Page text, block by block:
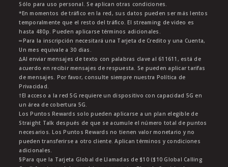
Sólo para uso personal. Se aplican otras condiciones.
*En momentos de tráfico en la red, sus datos pueden ser más lentos
temporalmente que el resto del tráfico. El streaming de video es
hasta 480p. Pueden aplicarse términos adicionales.
∞Para la inscripción necesitará una Tarjeta de Credito y una Cuenta,
Un mes equivale a 30 dias.
∆Al enviar mensajes de texto con palabras clave al 611611, está de
acuerdo en recibir mensajes de respuesta. Se pueden aplicar tarifas
de mensajes. Por favor, consulte siempre nuestra Política de
Privacidad.
†El acceso a la red 5G requiere un dispositivo con capacidad 5G en
un área de cobertura 5G.
Los Puntos Rewards solo pueden aplicarse a un plan elegible de
Straight Talk después de que se acumule el número total de puntos
necesarios. Los Puntos Rewards no tienen valor monetario y no
pueden transferirse a otro cliente. Aplican términos y condiciones
adicionales.
§Para que la Tarjeta Global de Llamadas de $10 ($10 Global Calling